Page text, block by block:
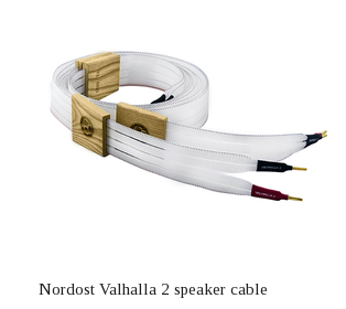
Nordost Valhalla 2 speaker cable